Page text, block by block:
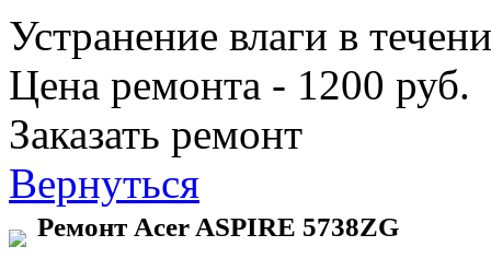
Устранение влаги в
Цена ремонта - 1200 руб.
Заказать ремонт
Вернуться
Ремонт Acer ASPIRE 5738ZG